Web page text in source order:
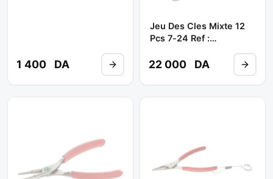
1 400 DA
Jeu Des Cles Mixte 12
Pcs 7-24 Ref :
22 000 DA